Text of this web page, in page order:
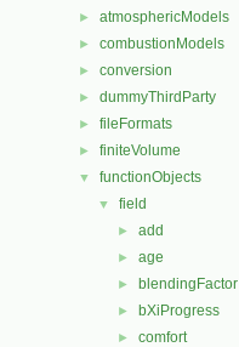
► atmosphericModels
► combustionModels
► conversion
► dummyThirdParty
► fileFormats
► finiteVolume
▼ functionObjects
▼ field
► add
► age
► blendingFactor
► bXiProgress
► comfort